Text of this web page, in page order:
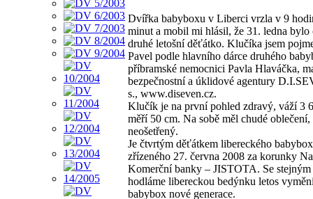
Dvířka babyboxu v Liberci vrzla v 9
minut a mobil mi hlásil, že 31. ledna bylo
druhé letošní děťátko. Klučíka jsem
Pavel podle hlavního dárce druhého
příbramské nemocnici Pavla Hlaváčka,
bezpečnostní a úklidové agentury
s., www.diseven.cz.
Klučík je na první pohled zdravý, váží 3
měří 50 cm. Na sobě měl chudé
neošetřený.
Je čtvrtým děťátkem libereckého
zřízeného 27. června 2008 za korunky
Komerční banky – JISTOTA. Se stejným
hodláme libereckou bedýnku letos
babybox nové generace.